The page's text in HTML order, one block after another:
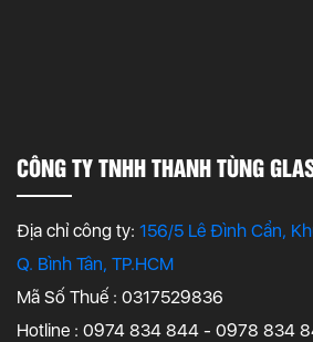
CÔNG TY TNHH THANH TÙNG
Địa chỉ công ty: 156/5 Lê Đình Cẩn,
Q. Bình Tân, TP.HCM
Mã Số Thuế : 0317529836
Hotline : 0974 834 844 - 0978 834